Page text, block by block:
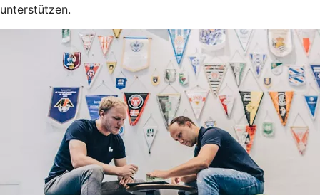
unterstützen.